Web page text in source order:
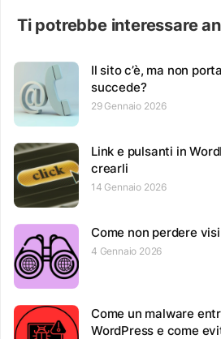
Ti potrebbe interessare
Il sito c’è, ma non
succede?
29 Gennaio 2026
Link e pulsanti in
crearli
14 Gennaio 2026
Come non perdere
4 Gennaio 2026
Come un malware
WordPress e come